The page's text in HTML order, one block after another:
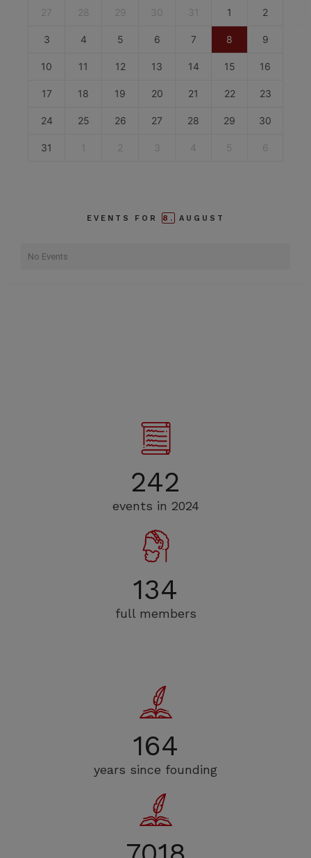
27 28 29 30 31 1 2
3 4 5 6 7 8 9
10 11 12 13 14 15 16
17 18 19 20 21 22 23
24 25 26 27 28 29 30
31 1 2 3 4 5 6
EVENTS FOR 8. AUGUST
No Events
242
events in 2024
134
full members
164
years since founding